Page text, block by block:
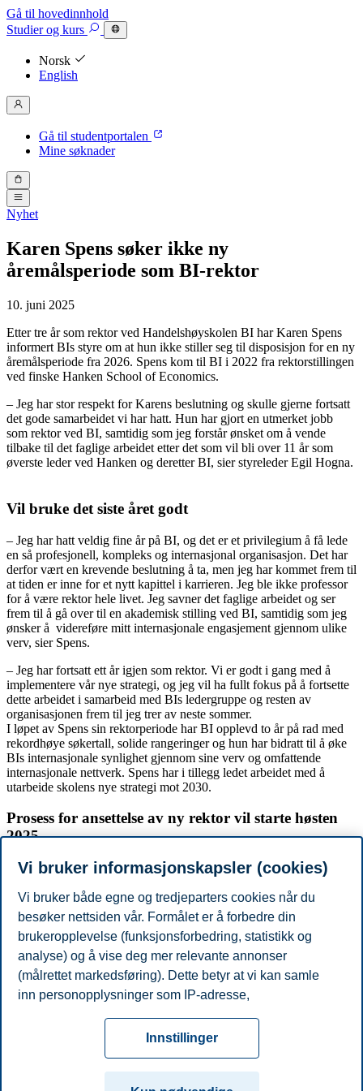
Gå til hovedinnhold
Studierog kurs
Norsk
English
Gå til studentportalen
Mine søknader
Nyhet
Karen Spens søker ikke ny
åremålsperiode som BI-rektor
10. juni 2025
Etter tre år som rektor ved Handelshøyskolen BI har Karen Spens
informert BIs styre om at hun ikke stiller seg til disposisjon for en ny
åremålsperiode fra 2026. Spens kom til BI i 2022 fra rektorstillingen
ved finske Hanken School of Economics.
– Jeg har stor respekt for Karens beslutning og skulle gjerne fortsatt
det gode samarbeidet vi har hatt. Hun har gjort en utmerket jobb
som rektor ved BI, samtidig som jeg forstår ønsket om å vende
tilbake til det faglige arbeidet etter det som vil bli over 11 år som
øverste leder ved Hanken og deretter BI, sier styreleder Egil Hogna.
Vil bruke det siste året godt
– Jeg har hatt veldig fine år på BI, og det er et privilegium å få lede
en så profesjonell, kompleks og internasjonal organisasjon. Det har
derfor vært en krevende beslutning å ta, men jeg har kommet frem til
at tiden er inne for et nytt kapittel i karrieren. Jeg ble ikke professor
for å være rektor hele livet. Jeg savner det faglige arbeidet og ser
frem til å gå over til en akademisk stilling ved BI, samtidig som jeg
ønsker å videreføre mitt internasjonale engasjement gjennom ulike
verv, sier Spens.
– Jeg har fortsatt ett år igjen som rektor. Vi er godt i gang med å
implementere vår nye strategi, og jeg vil ha fullt fokus på å fortsette
dette arbeidet i samarbeid med BIs ledergruppe og resten av
organisasjonen frem til jeg trer av neste sommer.
I løpet av Spens sin rektorperiode har BI opplevd to år på rad med
rekordhøye søkertall, solide rangeringer og hun har bidratt til å øke
BIs internasjonale synlighet gjennom sine verv og omfattende
internasjonale nettverk. Spens har i tillegg ledet arbeidet med å
utarbeide skolens nye strategi mot 2030.
Prosess for ansettelse av ny rektor vil starte høsten
2025
Rekrutteringsprosessen for ny rektor starter til høsten. Det er styret
– Styret vil sørge for en grundig og god prosess for å finne rett
person til å ta over stafettpinnen etter Karen. I mellomtiden gleder vi
oss over at hun fortsatt skal være i rektorstolen ett år til, sier Hogna.
Del artikkelen:
Tilgjengelighetserklæring
Kontakt oss
Vi bruker informasjonskapsler (cookies)
Vi bruker både egne og tredjeparters cookies når du
besøker nettsiden vår. Formålet er å forbedre din
brukeropplevelse (funksjonsforbedring, statistikk og
analyse) og å vise deg mer relevante annonser
(målrettet markedsføring). Dette betyr at vi kan samle
inn personopplysninger som IP-adresse,
cookies som er nødvendige for at nettsiden skal
fungere, kan du enten godta alle eller tilpasse ditt
samtykke ved å endre innstillinger.
Innstillinger